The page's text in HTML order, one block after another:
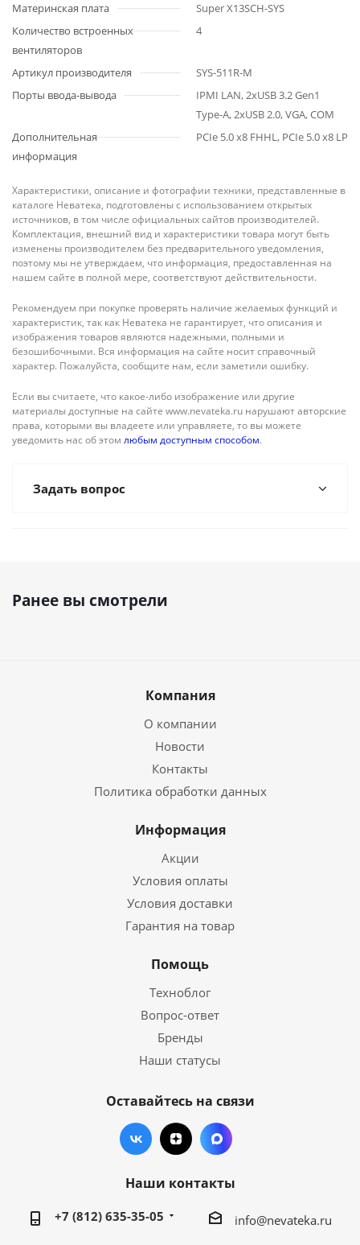
Материнская плата
Super X13SCH-SYS
Количество встроенных
вентиляторов
4
Артикул производителя
SYS-511R-M
Порты ввода-вывода
IPMI LAN, 2хUSB 3.2 Gen1
Type-A, 2хUSB 2.0, VGA, COM
Дополнительная
информация
PCIe 5.0 x8 FHHL, PCIe 5.0 x8 LP
Характеристики, описание и фотографии техники, представленные в
каталоге Неватека, подготовлены с использованием открытых
источников, в том числе официальных сайтов производителей.
Комплектация, внешний вид и характеристики товара могут быть
изменены производителем без предварительного уведомления,
поэтому мы не утверждаем, что информация, предоставленная на
нашем сайте в полной мере, соответствуют действительности.
Рекомендуем при покупке проверять наличие желаемых функций и
характеристик, так как Неватека не гарантирует, что описания и
изображения товаров являются надежными, полными и
безошибочными. Вся информация на сайте носит справочный
характер. Пожалуйста, сообщите нам, если заметили ошибку.
Если вы считаете, что какое-либо изображение или другие
материалы доступные на сайте www.nevateka.ru нарушают авторские
права, которыми вы владеете или управляете, то вы можете
уведомить нас об этом любым доступным способом.
Задать вопрос
Ранее вы смотрели
Компания
О компании
Новости
Контакты
Политика обработки данных
Информация
Акции
Условия оплаты
Условия доставки
Гарантия на товар
Помощь
Техноблог
Вопрос-ответ
Бренды
Наши статусы
Оставайтесь на связи
Наши контакты
+7 (812) 635-35-05 info@nevateka.ru